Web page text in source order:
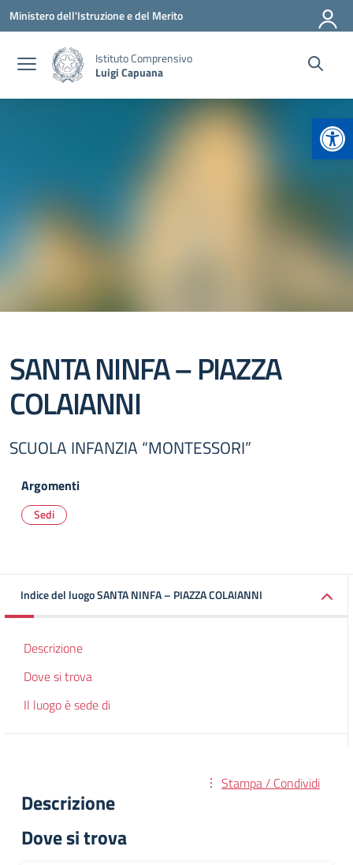
Vai ai contenuti
Vai al menu di navigazione
Vai al footer
Ministero dell'Istruzione e del Merito
Istituto Comprensivo
Luigi Capuana
SANTA NINFA – PIAZZA
COLAIANNI
SCUOLA INFANZIA “MONTESSORI”
Argomenti
Sedi
Indice del luogo SANTA NINFA – PIAZZA COLAIANNI
Descrizione
Dove si trova
Il luogo è sede di
Stampa / Condividi
Descrizione
Dove si trova